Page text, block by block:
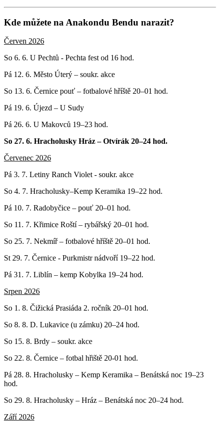
Kde můžete na Anakondu Bendu narazit?
Červen 2026
So 6. 6. U Pechtů - Pechta fest od 16 hod.
Pá 12. 6. Město Úterý – soukr. akce
So 13. 6. Černice pouť – fotbalové hříště 20–01 hod.
Pá 19. 6. Újezd – U Sudy
Pá 26. 6. U Makovců 19–23 hod.
So 27. 6. Hracholusky Hráz – Otvírák 20–24 hod.
Červenec 2026
Pá 3. 7. Letiny Ranch Violet - soukr. akce
So 4. 7. Hracholusky–Kemp Keramika 19–22 hod.
Pá 10. 7. Radobyčice – pouť 20–01 hod.
So 11. 7. Křimice Roští – rybářský 20–01 hod.
So 25. 7. Nekmíř – fotbalové hříště 20–01 hod.
St 29. 7. Černice - Purkmistr nádvoří 19–22 hod.
Pá 31. 7. Liblín – kemp Kobylka 19–24 hod.
Srpen 2026
So 1. 8. Čižická Prasiáda 2. ročník 20–01 hod.
So 8. 8. D. Lukavice (u zámku) 20–24 hod.
So 15. 8. Brdy – soukr. akce
So 22. 8. Černice – fotbal hřiště 20-01 hod.
Pá 28. 8. Hracholusky – Kemp Keramika – Benátská noc 19–23
hod.
So 29. 8. Hracholusky – Hráz – Benátská noc 20–24 hod.
Září 2026